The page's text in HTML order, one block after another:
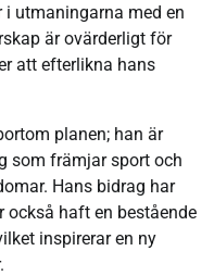
utmaningarna med en
är ovärderligt för
att efterlikna hans
planen; han är
som främjar sport och
Hans bidrag har
haft en bestående
inspirerar en ny